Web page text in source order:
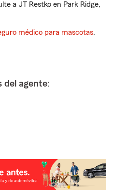
a JT Restko en Park Ridge,
médico para mascotas.
del agente: